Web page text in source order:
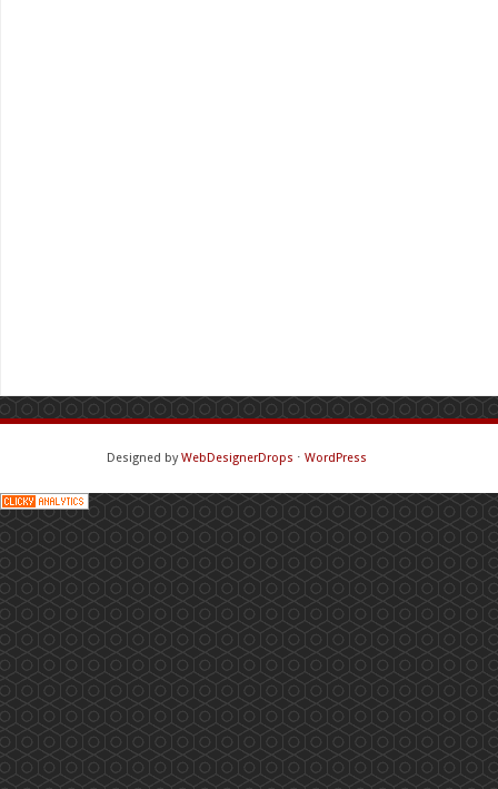
Designed byWebDesignerDrops ⋅ WordPress